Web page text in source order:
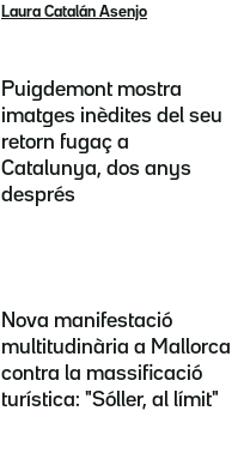
Laura Catalán Asenjo
Puigdemont mostra
imatges inèdites del seu
retorn fugaç a
Catalunya, dos anys
després
Nova manifestació
multitudinària a Mallorca
contra la massificació
turística: "Sóller, al límit"